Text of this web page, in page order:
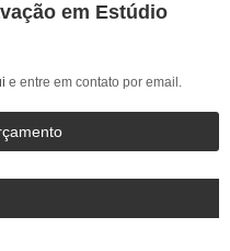
em Estúdio
e entre em contato por email.